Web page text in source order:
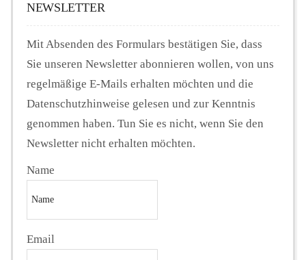
NEWSLETTER
Mit Absenden des Formulars bestätigen Sie, dass
Sie unseren Newsletter abonnieren wollen, von uns
regelmäßige E-Mails erhalten möchten und die
Datenschutzhinweise gelesen und zur Kenntnis
genommen haben. Tun Sie es nicht, wenn Sie den
Newsletter nicht erhalten möchten.
Name
Email